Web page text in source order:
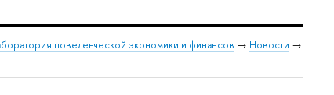
поведенческой экономики и финансов → Новости →